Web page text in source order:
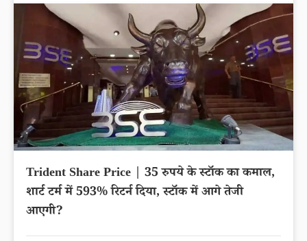
Trident Share Price | 35 रुपये के स्टॉक का कमाल,
शार्ट टर्म में 593% रिटर्न दिया, स्टॉक में आगे तेजी
आएगी?